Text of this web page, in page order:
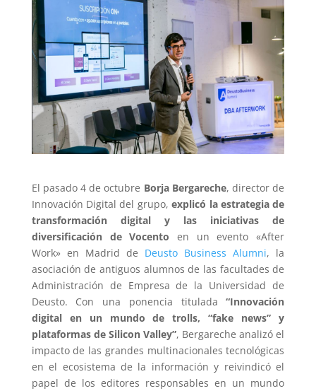
El pasado 4 de octubre Borja Bergareche, director de
Innovación Digital del grupo,explicó la estrategia de
transformación digital y las iniciativas de
diversificación de Vocento en un evento «After
Work» en Madrid de Deusto Business Alumni, la
asociación de antiguos alumnos de las facultades de
Administración de Empresa de la Universidad de
Deusto. Con una ponencia titulada “Innovación
digital en un mundo de trolls, “fake news” y
plataformas de Silicon Valley”, Bergareche analizó el
impacto de las grandes multinacionales tecnológicas
en el ecosistema de la información y reivindicó el
papel de los editores responsables en un mundo